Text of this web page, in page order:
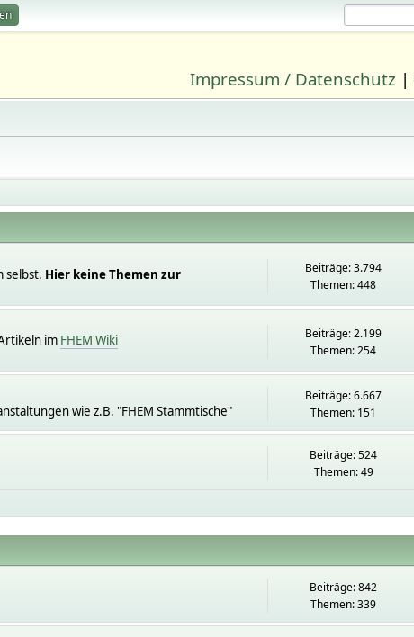
Impressum / Datenschutz |
selbst. Hier keine Themen zur
Beiträge: 3.794
Themen: 448
im FHEM Wiki
Beiträge: 2.199
Themen: 254
wie z.B. "FHEM Stammtische"
Beiträge: 6.667
Themen: 151
Beiträge: 524
Themen: 49
Beiträge: 842
Themen: 339